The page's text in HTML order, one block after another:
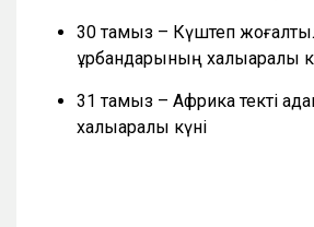
30 тамыз – Күштеп
құрбандарының халықаралық
31 тамыз – Африка текті
халықаралық күні